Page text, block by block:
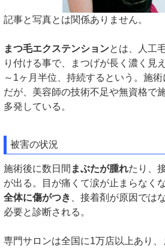
記事と写真とは関係ありません。
まつ毛エクステンションとは、人工
り付ける事で、まつげが長く濃く見
～1ヶ月半位、持続するという。施
だが、美容師の技術不足や無資格で
多発している。
被害の状況
施術後に数日間 まぶたが腫れたり、
が出る。目が痛くて涙が止まらなく
全体に傷がつき
、接着剤が原因では
必要と診断される。
専門サロンは全国に1万店以上あり